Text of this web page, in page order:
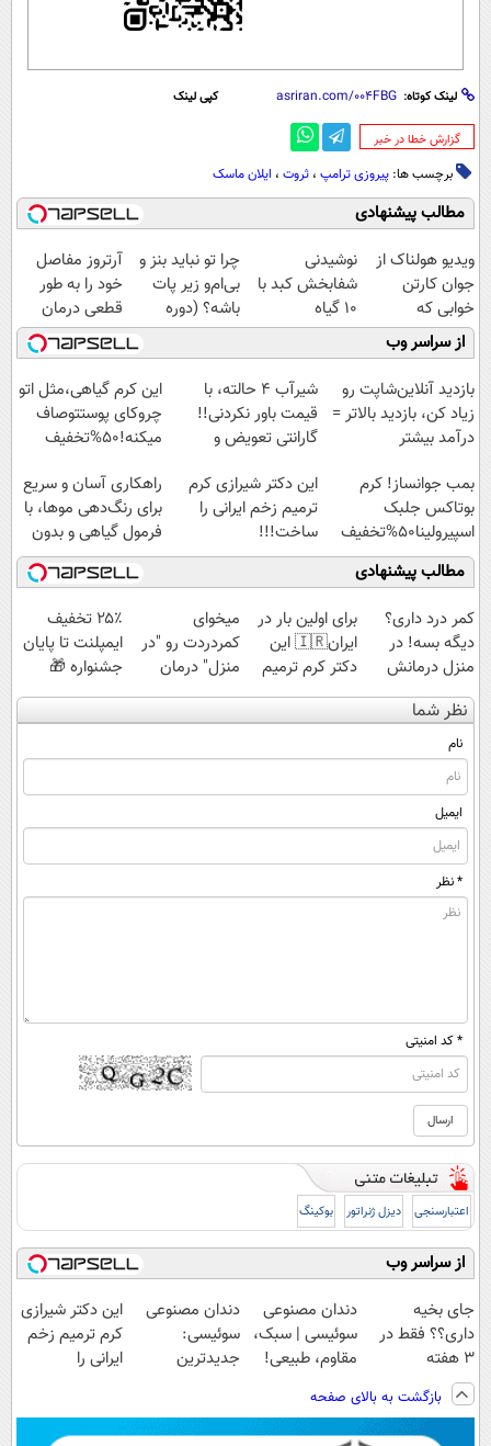
لینک کوتاه: کپی لینک
‌گزارش خطا در خبر
برچسب ها: پیروزی ترامپ ، ثروت ، ایلان ماسک‌
مطالب پیشنهادی
ویدیو هولناک از
جوان کارتن
خوابی که
میلیاردر شد.
آموزش رایگان
نوشیدنی
شفابخش کبد با
10 گیاه
موثر(تخفیف تا
امشب)
چرا تو نباید بنز و
بی‌ام‌و زیر پات
باشه؟ (دوره
رایگان درآمد
میلیاردی)
آرتروز مفاصل
خود را به طور
قطعی درمان
کنید!
◗پرسش‌نامه◖
از سراسر وب
بازدید آنلاین‌شاپت رو
زیاد کن، بازدید بالاتر =
درآمد بیشتر
شیر‌آب ۴ حالته، با
قیمت باور نکردنی!!
گارانتی تعویض و
این کرم گیاهی،مثل اتو
چروکای پوستتوصاف
میکنه!50%تخفیف
بمب جوانساز! کرم
بوتاکس جلبک
اسپیرولینا50%تخفیف
این دکتر شیرازی کرم
ترمیم زخم ایرانی را
ساخت!!!
راهکاری آسان و سریع
برای رنگ‌دهی موها، با
فرمول گیاهی و بدون
آمونیاک
مطالب پیشنهادی
کمر درد داری؟
دیگه بسه! در
منزل درمانش
کن
(◀پرسش‌نامه)
برای اولین بار در
ایران🇮🇷 این
دکتر کرم ترمیم
کننده 23 روزه
ساخت!
میخوای
کمردردت رو "در
منزل" درمان
کنی؟ (◂فیلم +
◂پرسش‌نامه)
۲۵٪ تخفیف
ایمپلنت تا پایان
جشنواره 🎁
نظر شما
نام
ایمیل
* نظر
* کد امنیتی
اعتبارسنجی دیزل ژنراتور بوکینگ
از سراسر وب
جای بخیه
داری؟؟ فقط در
3 هفته
ترمیمش کن!😍
دندان مصنوعی
سوئیسی | سبک،
مقاوم، طبیعی!
رایگان+پرداخت
اقساطی😍
دندان مصنوعی
سوئیسی:
جدیدترین
پرداخت قسطی
این دکتر شیرازی
کرم ترمیم زخم
ایرانی را
بازگشت به بالای صفحه